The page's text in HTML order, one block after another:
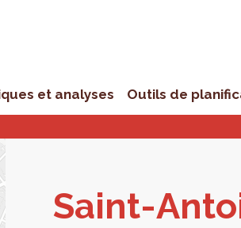
et analyses Outils de
Saint-